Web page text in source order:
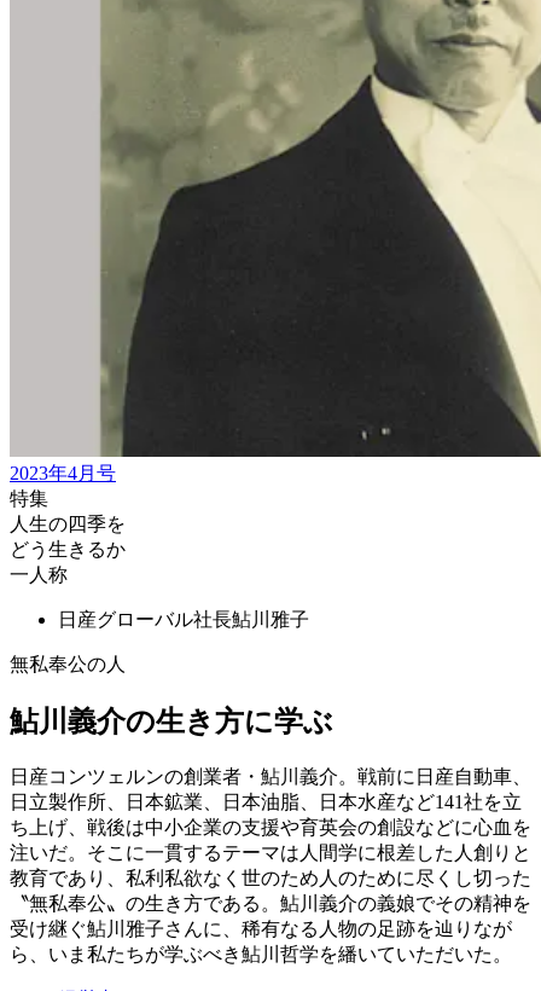
2023年4月号
特集
人生の四季を
どう生きるか
一人称
日産グローバル社長鮎川雅子
無私奉公の人
鮎川義介の生き方に学ぶ
日産コンツェルンの創業者・鮎川義介。戦前に日産自動車、
日立製作所、日本鉱業、日本油脂、日本水産など141社を立
ち上げ、戦後は中小企業の支援や育英会の創設などに心血を
注いだ。そこに一貫するテーマは人間学に根差した人創りと
教育であり、私利私欲なく世のため人のために尽くし切った
〝無私奉公〟の生き方である。鮎川義介の義娘でその精神を
受け継ぐ鮎川雅子さんに、稀有なる人物の足跡を辿りなが
ら、いま私たちが学ぶべき鮎川哲学を繙いていただいた。